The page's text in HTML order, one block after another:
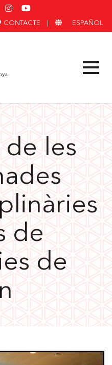
CONTACTE ESPAÑOL
de les
de
de